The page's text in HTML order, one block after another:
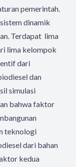
pemerintah.
dinamik
Terdapat lima
lima kelompok
dari
dan
simulasi
bahwa faktor
teknologi
dari bahan
kedua